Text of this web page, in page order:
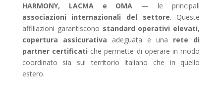
HARMONY, LACMA e OMA — le principali
associazioni internazionali del settore. Queste
affiliazioni garantiscono standard operativi elevati,
copertura assicurativa adeguata e una rete di
partner certificati che permette di operare in modo
coordinato sia sul territorio italiano che in quello
estero.